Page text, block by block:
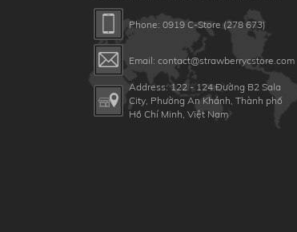
Phone: 0919 C-Store (278 673)
Email: contact@strawberrycstore.com
Address: 122 - 124 Đường B2 Sala
City, Phường An Khánh, Thành phố
Hồ Chí Minh, Việt Nam